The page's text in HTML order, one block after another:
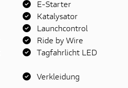
E-Starter
Katalysator
Launchcontrol
Ride by Wire
Tagfahrlicht LED
Verkleidung